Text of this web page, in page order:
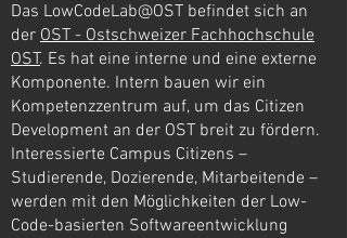
Das LowCodeLab@OST befindet sich an
der OST - Ostschweizer Fachhochschule
OST. Es hat eine interne und eine externe
Komponente. Intern bauen wir ein
Kompetenzzentrum auf, um das Citizen
Development an der OST breit zu fördern.
Interessierte Campus Citizens –
Studierende, Dozierende, Mitarbeitende –
werden mit den Möglichkeiten der Low-
Code-basierten Softwareentwicklung